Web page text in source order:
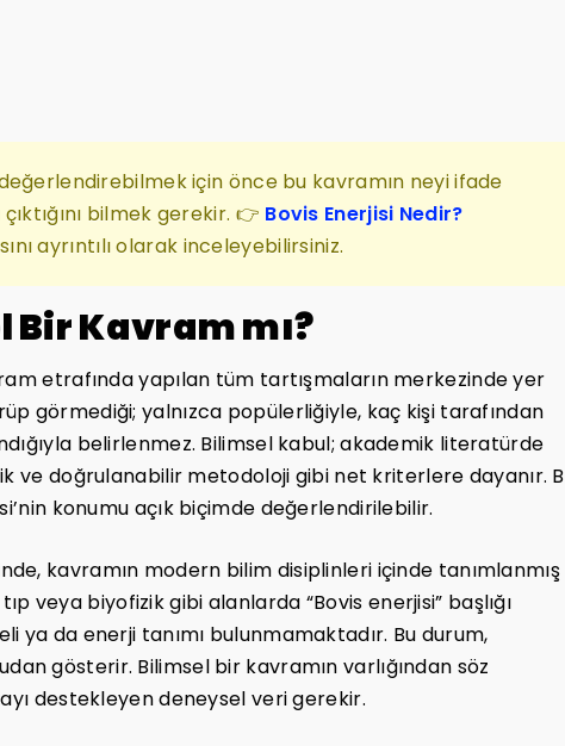
için önce bu kavramın neyi ifade
bilmek gerekir. 👉 Bovis Enerjisi Nedir?
ayrıntılı olarak inceleyebilirsiniz.
Bir Kavram mı?
etrafında yapılan tüm tartışmaların merkezinde yer
görmediği; yalnızca popülerliğiyle, kaç kişi tarafından
belirlenmez. Bilimsel kabul; akademik literatürde
ve doğrulanabilir metodoloji gibi net kriterlere dayanır.
konumu açık biçimde değerlendirilebilir.
kavramın modern bilim disiplinleri içinde tanımlanmış
veya biyofizik gibi alanlarda “Bovis enerjisi” başlığı
ya da enerji tanımı bulunmamaktadır. Bu durum,
gösterir. Bilimsel bir kavramın varlığından söz
destekleyen deneysel veri gerekir.